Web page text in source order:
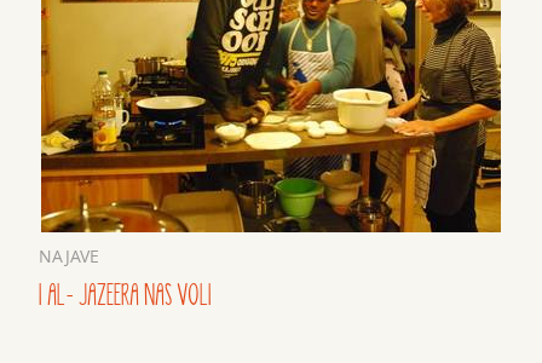
NAJAVE
I AL- JAZEERA NAS VOLI